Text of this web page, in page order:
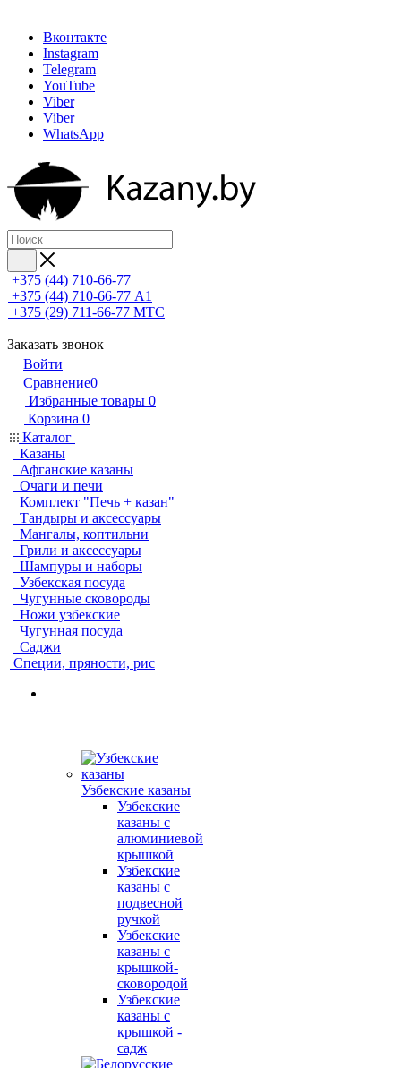
Вконтакте
Instagram
Telegram
YouTube
Viber
Viber
WhatsApp
+375 (44) 710-66-77
+375 (44) 710-66-77 А1
+375 (29) 711-66-77 МТС
Заказать звонок
Войти
Сравнение0
Избранные товары 0
Корзина 0
Каталог
Казаны
Афганские казаны
Очаги и печи
Комплект "Печь + казан"
Тандыры и аксессуары
Мангалы, коптильни
Грили и аксессуары
Шампуры и наборы
Узбекская посуда
Чугунные сковороды
Ножи узбекские
Чугунная посуда
Саджи
Специи, пряности, рис
Узбекские казаны
Узбекские
казаны с
алюминиевой
крышкой
Узбекские
казаны с
подвесной
ручкой
Узбекские
казаны с
крышкой-
сковородой
Узбекские
казаны с
крышкой -
садж